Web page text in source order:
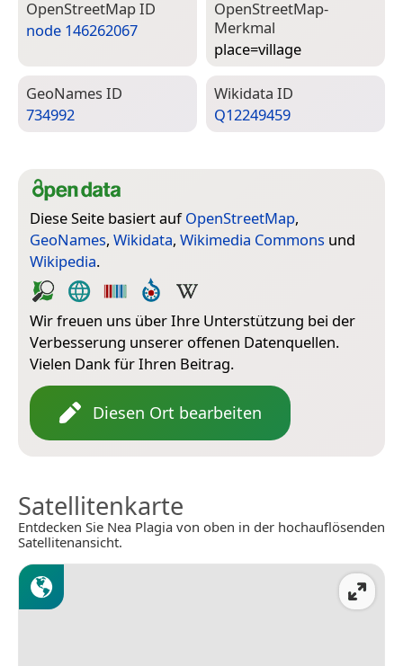
Open­Street­Map ID
node 146262067
Open­Street­Map-
Merkmal
place=­village
Geo­Names ID
734992
Wiki­data ID
Q12249459
Diese Seite basiert aufOpenStreetMap,
GeoNames, Wikidata, Wikimedia Commons und
Wikipedia.
Wir freuen uns über Ihre Unterstützung bei der
Verbesserung unserer offenen Datenquellen.
Vielen Dank für Ihren Beitrag.
Diesen Ort bearbeiten
Satellitenkarte
Entdecken Sie Nea Plagia von oben in der hochauflösenden
Satellitenansicht.